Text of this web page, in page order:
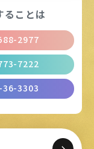
ることは
2977
7222
36-3303